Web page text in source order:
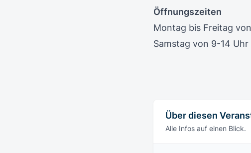
Öffnungszeiten
Montag bis Freitag
Samstag von 9-14 Uhr
Über diesen
Alle Infos auf einen Blick.